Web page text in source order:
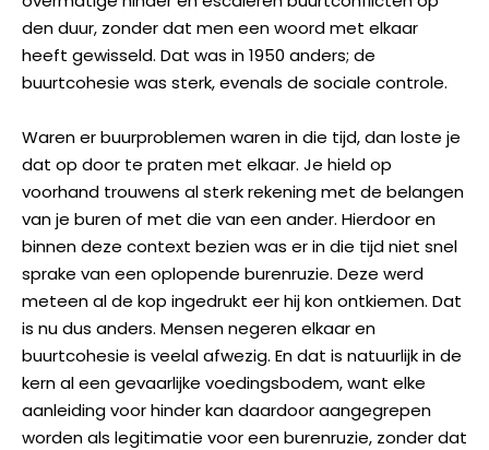
den duur, zonder dat men een woord met elkaar
heeft gewisseld. Dat was in 1950 anders; de
buurtcohesie was sterk, evenals de sociale controle.
Waren er buurproblemen waren in die tijd, dan loste je
dat op door te praten met elkaar. Je hield op
voorhand trouwens al sterk rekening met de belangen
van je buren of met die van een ander. Hierdoor en
binnen deze context bezien was er in die tijd niet snel
sprake van een oplopende burenruzie. Deze werd
meteen al de kop ingedrukt eer hij kon ontkiemen. Dat
is nu dus anders. Mensen negeren elkaar en
buurtcohesie is veelal afwezig. En dat is natuurlijk in de
kern al een gevaarlijke voedingsbodem, want elke
aanleiding voor hinder kan daardoor aangegrepen
worden als legitimatie voor een burenruzie, zonder dat